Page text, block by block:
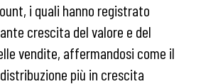
i quali hanno registrato
crescita del valore e del
vendite, affermandosi come il
più in crescita